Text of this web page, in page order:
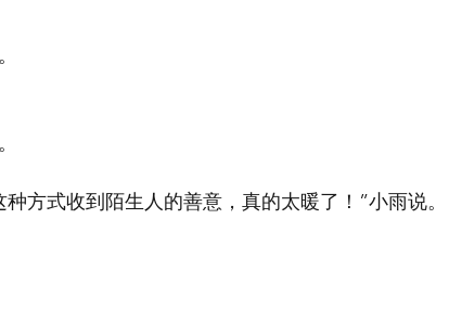
方式收到陌生人的善意，真的太暖了！”小雨说。